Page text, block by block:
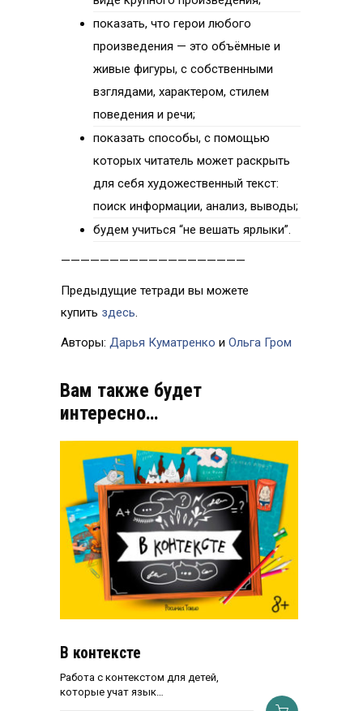
показать, что герои любого
произведения — это объёмные и
живые фигуры, с собственными
взглядами, характером, стилем
поведения и речи;
показать способы, с помощью
которых читатель может раскрыть
для себя художественный текст:
поиск информации, анализ, выводы;
будем учиться “не вешать ярлыки”.
———————————————————
Предыдущие тетради вы можете
купить здесь.
Авторы: Дарья Куматренко и Ольга Гром
Вам также будет
интересно…
В контексте
Работа с контекстом для детей,
которые учат язык…